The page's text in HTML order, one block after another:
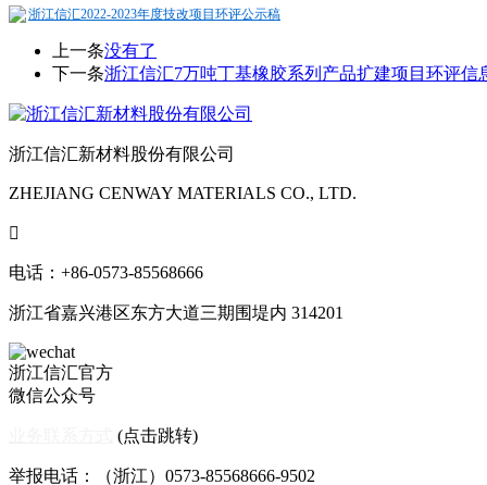
浙江信汇2022-2023年度技改项目环评公示稿
上一条没有了
下一条浙江信汇7万吨丁基橡胶系列产品扩建项目环评信
浙江信汇新材料股份有限公司
ZHEJIANG CENWAY MATERIALS CO., LTD.

电话：+86-0573-85568666
浙江省嘉兴港区东方大道三期围堤内 314201
浙江信汇官方
微信公众号
(点击跳转)
举报电话：（浙江）0573-85568666-9502